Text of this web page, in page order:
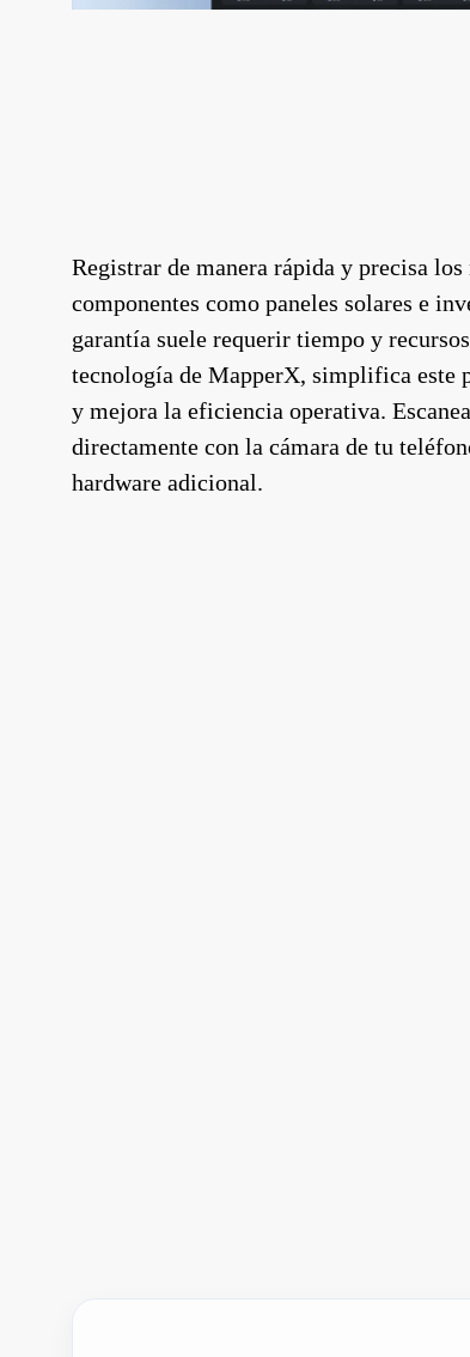
Registrar de manera rápida y precisa los
componentes como paneles solares e
garantía suele requerir tiempo y
tecnología de MapperX, simplifica este
y mejora la eficiencia operativa.
directamente con la cámara de tu
hardware adicional.